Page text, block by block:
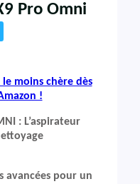
Pro Omni
moins chère dès
!
: L’aspirateur
avancées pour un